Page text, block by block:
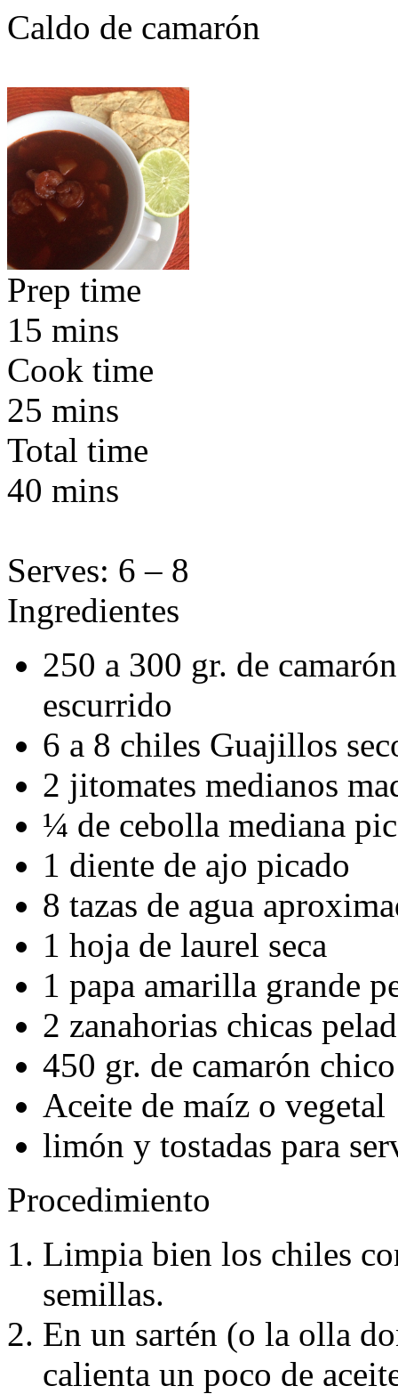
Caldo de camarón
Prep time
15 mins
Cook time
25 mins
Total time
40 mins
Serves: 6 – 8
Ingredientes
250 a 300 gr. de
escurrido
6 a 8 chiles Guajillos
2 jitomates medianos
¼ de cebolla mediana
1 diente de ajo picado
8 tazas de agua
1 hoja de laurel seca
1 papa amarilla grande
2 zanahorias chicas
450 gr. de camarón
Aceite de maíz o vegetal
limón y tostadas para
Procedimiento
Limpia bien los chiles
semillas.
En un sartén (o la olla
calienta un poco de